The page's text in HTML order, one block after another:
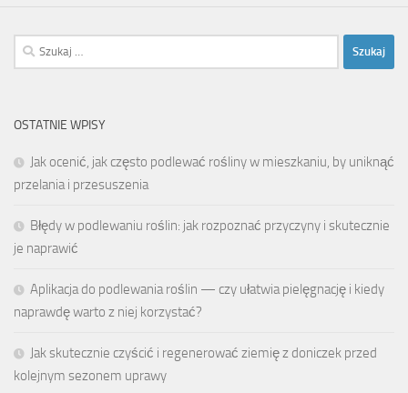
Szukaj:
OSTATNIE WPISY
Jak ocenić, jak często podlewać rośliny w mieszkaniu, by uniknąć
przelania i przesuszenia
Błędy w podlewaniu roślin: jak rozpoznać przyczyny i skutecznie
je naprawić
Aplikacja do podlewania roślin — czy ułatwia pielęgnację i kiedy
naprawdę warto z niej korzystać?
Jak skutecznie czyścić i regenerować ziemię z doniczek przed
kolejnym sezonem uprawy